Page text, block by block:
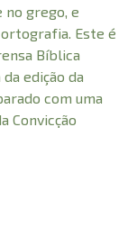
grego, e
Este é
Bíblica
edição da
com uma
Convicção